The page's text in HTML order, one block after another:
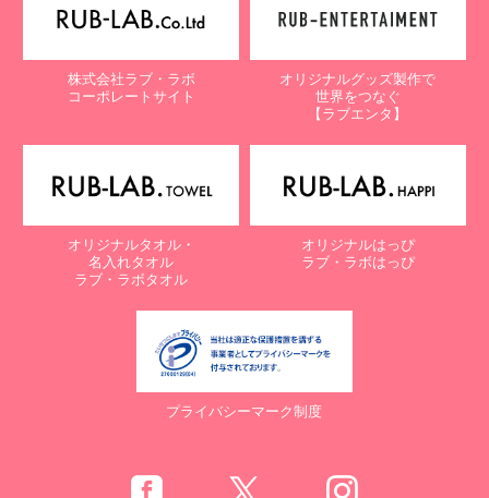
株式会社ラブ・ラボ
コーポレートサイト
オリジナルグッズ製作で
世界をつなぐ
【ラブエンタ】
オリジナルタオル・
名入れタオル
ラブ・ラボタオル
オリジナルはっぴ
ラブ・ラボはっぴ
プライバシーマーク制度